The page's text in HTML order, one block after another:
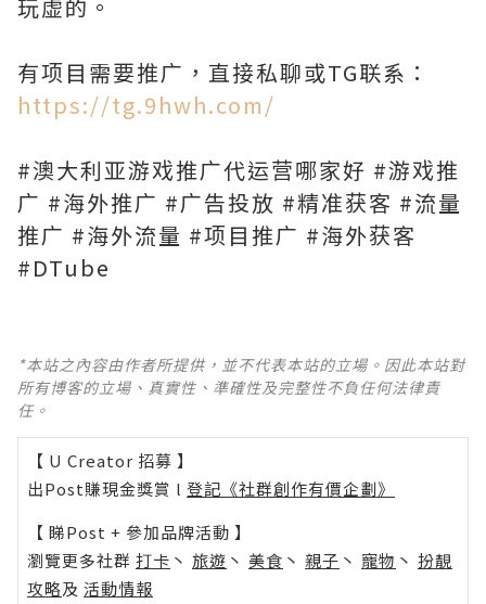
玩虚的。
有项目需要推广，直接私聊或TG联系：
https://tg.9hwh.com/
#澳大利亚游戏推广代运营哪家好 #游戏推
广 #海外推广 #广告投放 #精准获客 #流量
推广 #海外流量 #项目推广 #海外获客
#DTube
*本站之內容由作者所提供，並不代表本站的立場。因此本站對
所有博客的立場、真實性、準確性及完整性不負任何法律責
任。
【 U Creator 招募 】
出Post賺現金獎賞 l 登記《社群創作有價企劃》
【 睇Post + 參加品牌活動 】
瀏覽更多社群 打卡 丶 旅遊 丶 美食 丶 親子 丶 寵物 丶 扮靚
攻略及 活動情報